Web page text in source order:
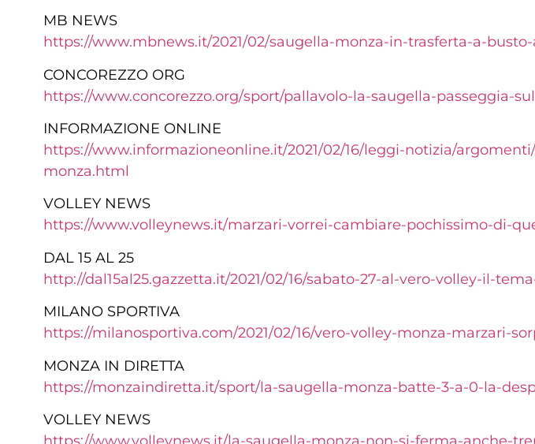
MB NEWS
https://www.mbnews.it/2021/02/saugella-monza-in-trasferta-a-
CONCOREZZO ORG
https://www.concorezzo.org/sport/pallavolo-la-saugella-passeggia-
INFORMAZIONE ONLINE
https://www.informazioneonline.it/2021/02/16/leggi-notizia/argomenti/
monza.html
VOLLEY NEWS
https://www.volleynews.it/marzari-vorrei-cambiare-pochissimo-di-
DAL 15 AL 25
http://dal15al25.gazzetta.it/2021/02/16/sabato-27-al-vero-volley-il-
MILANO SPORTIVA
https://milanosportiva.com/2021/02/16/vero-volley-monza-marzari-
MONZA IN DIRETTA
https://monzaindiretta.it/sport/la-saugella-monza-batte-3-a-0-la-
VOLLEY NEWS